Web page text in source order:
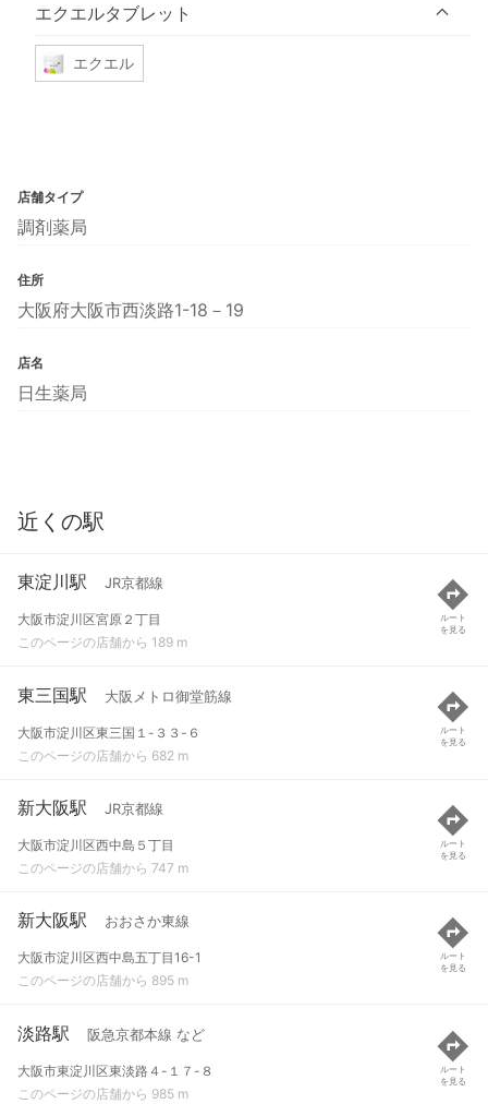
エクエルタブレット
エクエル
店舗タイプ
調剤薬局
住所
大阪府大阪市西淡路1-18－19
店名
日生薬局
近くの駅
東淀川駅 JR京都線
大阪市淀川区宮原２丁目
このページの店舗から 189 m
ルート
を見る
東三国駅 大阪メトロ御堂筋線
大阪市淀川区東三国１-３３-６
このページの店舗から 682 m
ルート
を見る
新大阪駅 JR京都線
大阪市淀川区西中島５丁目
このページの店舗から 747 m
ルート
を見る
新大阪駅 おおさか東線
大阪市淀川区西中島五丁目16-1
このページの店舗から 895 m
ルート
を見る
淡路駅 阪急京都本線 など
大阪市東淀川区東淡路４-１７-８
このページの店舗から 985 m
ルート
を見る